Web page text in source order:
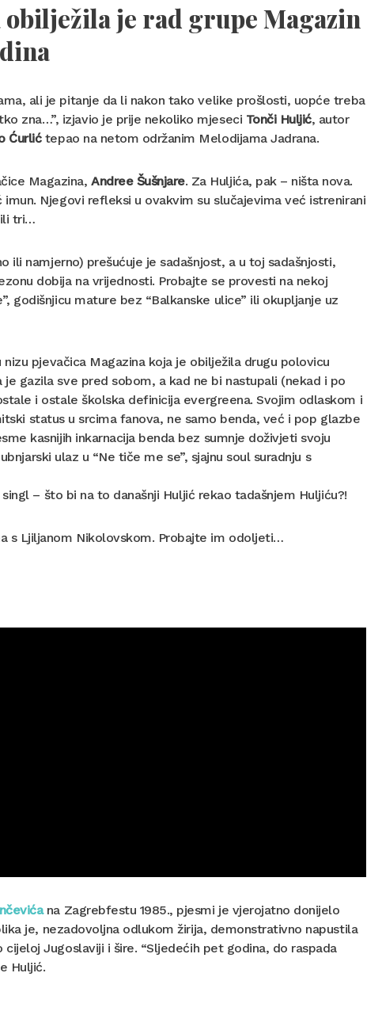
je rad grupe Magazin
ali je pitanje da li nakon tako velike prošlosti, uopće treba
zna…”, izjavio je prije nekoliko mjeseci Tonči Huljić, autor
Ćurlićtepao na netom održanim Melodijama Jadrana.
Magazina,Andree Šušnjare. Za Huljića, pak – ništa nova.
Njegovi refleksi u ovakvim su slučajevima već istrenirani
ili tri…
ili namjerno) prešućuje je sadašnjost, a u toj sadašnjosti,
dobija na vrijednosti. Probajte se provesti na nekoj
godišnjicu mature bez “Balkanske ulice” ili okupljanje uz
nizu pjevačica Magazina koja je obilježila drugu polovicu
gazila sve pred sobom, a kad ne bi nastupali (nekad i po
i ostale školska definicija evergreena. Svojim odlaskom i
status u srcima fanova, ne samo benda, već i pop glazbe
kasnijih inkarnacija benda bez sumnje doživjeti svoju
ulaz u “Ne tiče me se”, sjajnu soul suradnju s
– što bi na to današnji Huljić rekao tadašnjem Huljiću?!
s Ljiljanom Nikolovskom. Probajte im odoljeti…
na Zagrebfestu 1985., pjesmi je vjerojatno donijelo
je, nezadovoljna odlukom žirija, demonstrativno napustila
Jugoslaviji i šire. “Sljedećih pet godina, do raspada
Huljić.